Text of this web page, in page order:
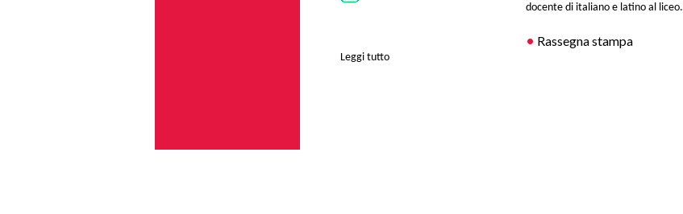
docente di italiano e latino al liceo.
Rassegna stampa
Leggi tutto